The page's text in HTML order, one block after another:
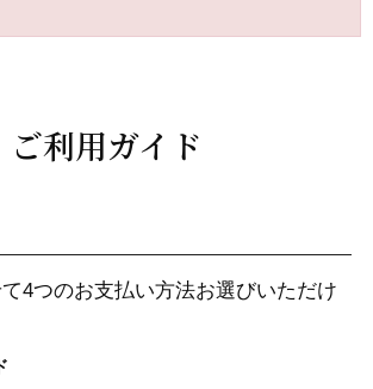
ご利用ガイド
4つのお支払い方法お選びいただけ